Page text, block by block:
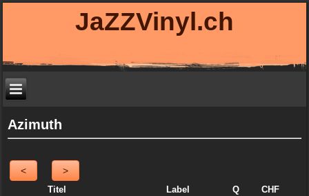
JaZZVinyl.ch
Azimuth
< >
Titel Label Q
CHF